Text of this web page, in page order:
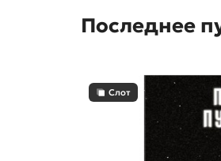
Последнее
Слот